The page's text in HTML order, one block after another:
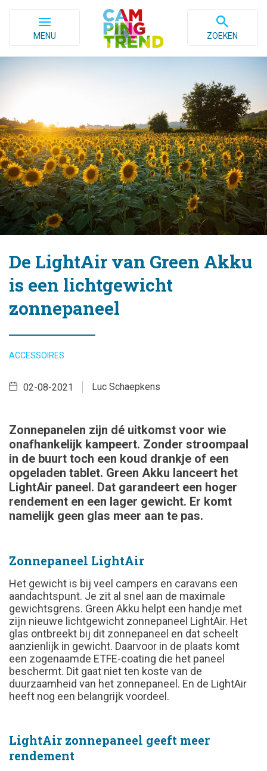
MENU ZOEKEN
De LightAir van Green Akku
is een lichtgewicht
zonnepaneel
ACCESSOIRES
Luc Schaepkens
02-08-2021
Zonnepanelen zijn dé uitkomst voor wie
onafhankelijk kampeert. Zonder stroompaal
in de buurt toch een koud drankje of een
opgeladen tablet. Green Akku lanceert het
LightAir paneel. Dat garandeert een hoger
rendement en een lager gewicht. Er komt
namelijk geen glas meer aan te pas.
Zonnepaneel LightAir
Het gewicht is bij veel campers en caravans een
aandachtspunt. Je zit al snel aan de maximale
gewichtsgrens. Green Akku helpt een handje met
zijn nieuwe lichtgewicht zonnepaneel LightAir. Het
glas ontbreekt bij dit zonnepaneel en dat scheelt
aanzienlijk in gewicht. Daarvoor in de plaats komt
een zogenaamde ETFE-coating die het paneel
beschermt. Dit gaat niet ten koste van de
duurzaamheid van het zonnepaneel. En de LightAir
heeft nog een belangrijk voordeel.
LightAir zonnepaneel geeft meer
rendement